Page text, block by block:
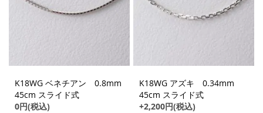
K18WG ベネチアン 0.8mm
45cm スライド式
0円(税込)
K18WG アズキ 0.34mm
45cm スライド式
+2,200円(税込)